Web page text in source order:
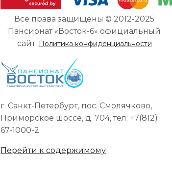
Все права защищены © 2012-2025
Пансионат «Восток-6» официальный
сайт. Политика конфиденциальности
г. Санкт-Петербург, пос. Смолячково,
Приморское шоссе, д. 704, тел: +7(812)
67-1000-2
Перейти к содержимому